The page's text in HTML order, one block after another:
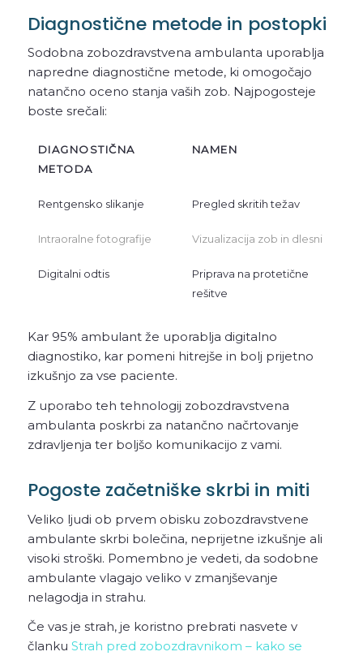
Diagnostične metode in postopki
Sodobna zobozdravstvena ambulanta uporablja
napredne diagnostične metode, ki omogočajo
natančno oceno stanja vaših zob. Najpogosteje
boste srečali:
DIAGNOSTIČNA
METODA
NAMEN
Rentgensko slikanje Pregled skritih težav
Intraoralne fotografije Vizualizacija zob in dlesni
Digitalni odtis
Priprava na protetične
rešitve
Kar 95% ambulant že uporablja digitalno
diagnostiko, kar pomeni hitrejše in bolj prijetno
izkušnjo za vse paciente.
Z uporabo teh tehnologij zobozdravstvena
ambulanta poskrbi za natančno načrtovanje
zdravljenja ter boljšo komunikacijo z vami.
Pogoste začetniške skrbi in miti
Veliko ljudi ob prvem obisku zobozdravstvene
ambulante skrbi bolečina, neprijetne izkušnje ali
visoki stroški. Pomembno je vedeti, da sodobne
ambulante vlagajo veliko v zmanjševanje
nelagodja in strahu.
Če vas je strah, je koristno prebrati nasvete v
članku Strah pred zobozdravnikom – kako se